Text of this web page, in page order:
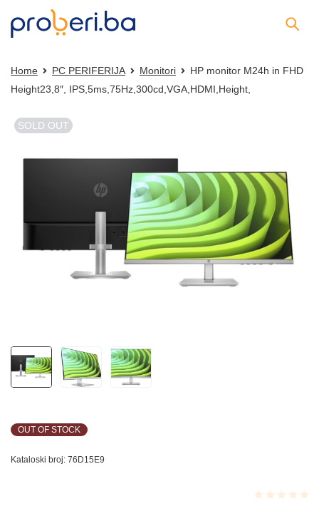
Home PC PERIFERIJA Monitori
HP monitor M24h in FHD
Height23,8″, IPS,5ms,75Hz,300cd,VGA,HDMI,Height,
SOLD OUT
OUT OF STOCK
Kataloski broj: 76D15E9